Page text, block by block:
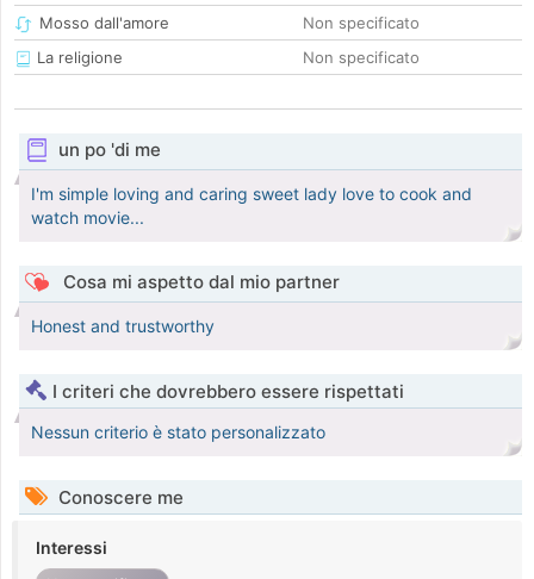
Mosso dall'amore
Non specificato
La religione
Non specificato
un po 'di me
I'm simple loving and caring sweet lady love to cook and
watch movie...
Cosa mi aspetto dal mio partner
Honest and trustworthy
I criteri che dovrebbero essere rispettati
Nessun criterio è stato personalizzato
Conoscere me
Interessi